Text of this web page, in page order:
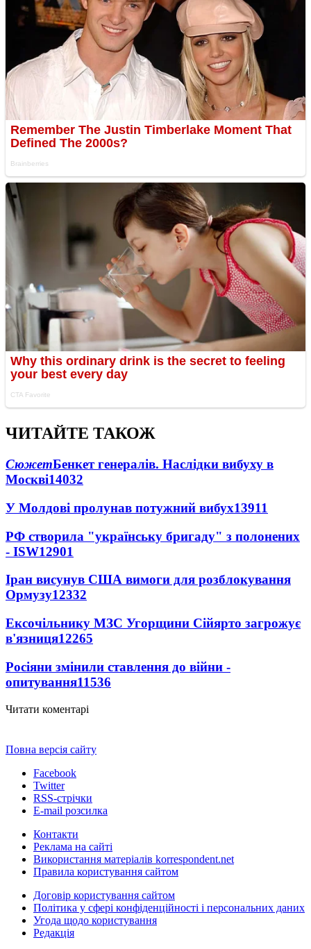
ЧИТАЙТЕ ТАКОЖ
СюжетБенкет генералів. Наслідки вибуху в
Москві14032
У Молдові пролунав потужний вибух13911
РФ створила "українську бригаду" з полонених
- ISW12901
Іран висунув США вимоги для розблокування
Ормузу12332
Ексочільнику МЗС Угорщини Сійярто загрожує
в'язниця12265
Росіяни змінили ставлення до війни -
опитування11536
Читати коментарі
Повна версія сайту
Facebook
Twitter
RSS-стрічки
E-mail розсилка
Контакти
Реклама на сайті
Використання матеріалів korrespondent.net
Правила користування сайтом
Договір користування сайтом
Політика у сфері конфіденційності і персональних даних
Угода щодо користування
Редакція